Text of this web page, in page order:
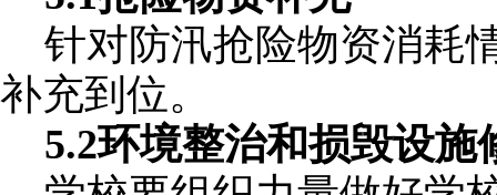
针对防汛抢险物资消耗
补充到位。
5.2环境整治和损毁设施